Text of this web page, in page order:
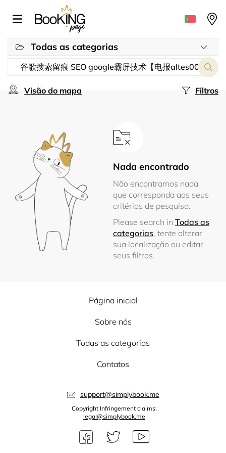
Todas as categorias
Filtros
Visão do mapa
Nada encontrado
Não encontramos nada
que corresponda aos seus
critérios de pesquisa.
Please search in Todas as
categorias, tente alterar
sua localização ou editar
seus filtros.
Página inicial
Sobre nós
Todas as categorias
Contatos
support@simplybook.me
Copyright Infringement claims:
legal@simplybook.me